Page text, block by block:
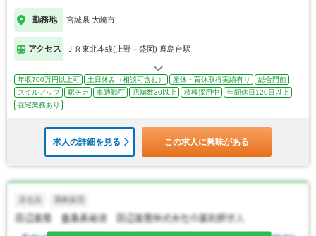
勤務地 宮城県 大崎市
アクセス ＪＲ東北本線(上野－盛岡) 鹿島台駅
年収700万円以上可 土日休み（相談可含む） 産休・育休取得実績有り
総合門前
スキルアップ
駅チカ 車通勤可 店舗数30以上 積極採用中
年間休日120日以上
在宅業務あり
求人の詳細を見る この求人に興味がある